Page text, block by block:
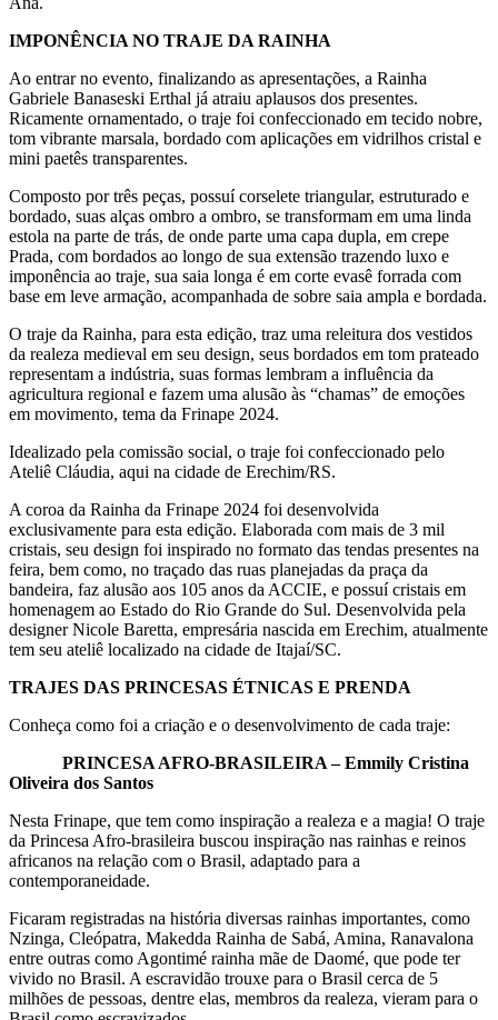
IMPONÊNCIA NO TRAJE DA RAINHA
Ao entrar no evento, finalizando as apresentações, a Rainha
Gabriele Banaseski Erthal já atraiu aplausos dos presentes.
Ricamente ornamentado, o traje foi confeccionado em tecido nobre,
tom vibrante marsala, bordado com aplicações em vidrilhos cristal e
mini paetês transparentes.
Composto por três peças, possuí corselete triangular, estruturado e
bordado, suas alças ombro a ombro, se transformam em uma linda
estola na parte de trás, de onde parte uma capa dupla, em crepe
Prada, com bordados ao longo de sua extensão trazendo luxo e
imponência ao traje, sua saia longa é em corte evasê forrada com
base em leve armação, acompanhada de sobre saia ampla e bordada.
O traje da Rainha, para esta edição, traz uma releitura dos vestidos
da realeza medieval em seu design, seus bordados em tom prateado
representam a indústria, suas formas lembram a influência da
agricultura regional e fazem uma alusão às “chamas” de emoções
em movimento, tema da Frinape 2024.
Idealizado pela comissão social, o traje foi confeccionado pelo
Ateliê Cláudia, aqui na cidade de Erechim/RS.
A coroa da Rainha da Frinape 2024 foi desenvolvida
exclusivamente para esta edição. Elaborada com mais de 3 mil
cristais, seu design foi inspirado no formato das tendas presentes na
feira, bem como, no traçado das ruas planejadas da praça da
bandeira, faz alusão aos 105 anos da ACCIE, e possuí cristais em
homenagem ao Estado do Rio Grande do Sul. Desenvolvida pela
designer Nicole Baretta, empresária nascida em Erechim, atualmente
tem seu ateliê localizado na cidade de Itajaí/SC.
TRAJES DAS PRINCESAS ÉTNICAS E PRENDA
Conheça como foi a criação e o desenvolvimento de cada traje:
PRINCESA AFRO-BRASILEIRA – Emmily Cristina
Oliveira dos Santos
Nesta Frinape, que tem como inspiração a realeza e a magia! O traje
da Princesa Afro-brasileira buscou inspiração nas rainhas e reinos
africanos na relação com o Brasil, adaptado para a
contemporaneidade.
Ficaram registradas na história diversas rainhas importantes, como
Nzinga, Cleópatra, Makedda Rainha de Sabá, Amina, Ranavalona
entre outras como Agontimé rainha mãe de Daomé, que pode ter
vivido no Brasil. A escravidão trouxe para o Brasil cerca de 5
milhões de pessoas, dentre elas, membros da realeza, vieram para o